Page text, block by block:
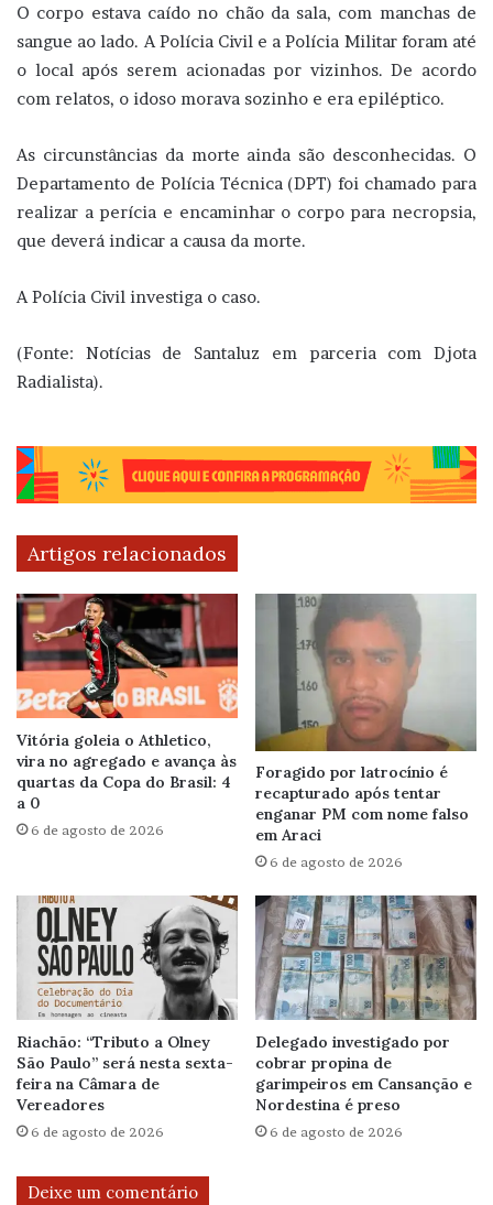
O corpo estava caído no chão da sala, com manchas de
sangue ao lado. A Polícia Civil e a Polícia Militar foram até
o local após serem acionadas por vizinhos. De acordo
com relatos, o idoso morava sozinho e era epiléptico.
As circunstâncias da morte ainda são desconhecidas. O
Departamento de Polícia Técnica (DPT) foi chamado para
realizar a perícia e encaminhar o corpo para necropsia,
que deverá indicar a causa da morte.
A Polícia Civil investiga o caso.
(Fonte: Notícias de Santaluz em parceria com Djota
Radialista).
Artigos relacionados
Vitória goleia o Athletico,
vira no agregado e avança às
quartas da Copa do Brasil: 4
a 0
6 de agosto de 2026
Foragido por latrocínio é
recapturado após tentar
enganar PM com nome falso
em Araci
6 de agosto de 2026
Riachão: “Tributo a Olney
São Paulo” será nesta sexta-
feira na Câmara de
Vereadores
6 de agosto de 2026
Delegado investigado por
cobrar propina de
garimpeiros em Cansanção e
Nordestina é preso
6 de agosto de 2026
Deixe um comentário